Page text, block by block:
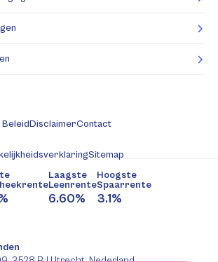
DisclaimerContact
Sitemap
Laagste
Leenrente
6.60%
Hoogste
Spaarrente
3.1%